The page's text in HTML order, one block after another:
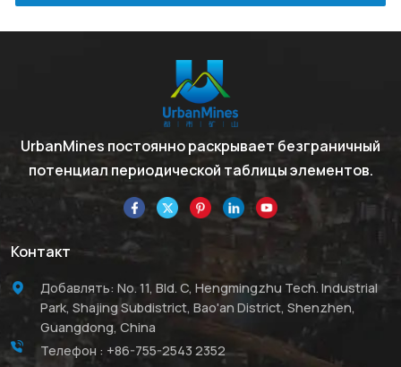
UrbanMines постоянно раскрывает безграничный
потенциал периодической таблицы элементов.
Контакт
Добавлять: No. 11, Bld. C, Hengmingzhu Tech. Industrial
Park, Shajing Subdistrict, Bao'an District, Shenzhen,
Guangdong, China
Телефон : +86-755-2543 2352